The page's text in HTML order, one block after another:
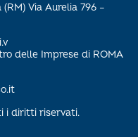
(RM) Via Aurelia 796 –
delle Imprese di ROMA
i diritti riservati.